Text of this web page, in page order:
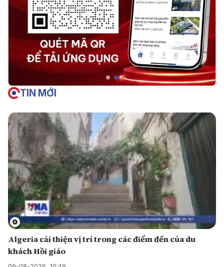
TIN MỚI
Algeria cải thiện vị trí trong các điểm đến của du
khách Hồi giáo